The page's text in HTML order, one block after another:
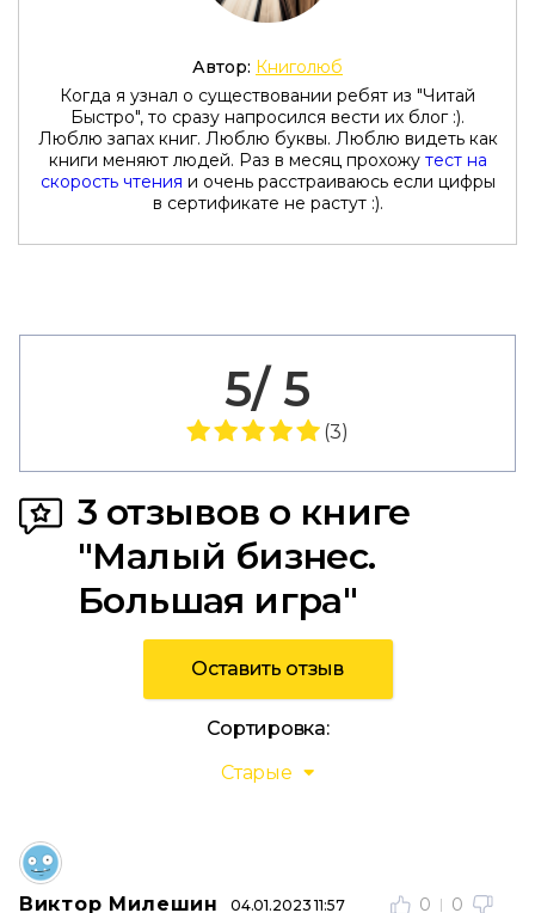
Автор: Книголюб
Когда я узнал о существовании ребят из "Читай
Быстро", то сразу напросился вести их блог :).
Люблю запах книг. Люблю буквы. Люблю видеть как
книги меняют людей. Раз в месяц прохожу тест на
скорость чтения и очень расстраиваюсь если цифры
в сертификате не растут :).
3 отзывов о книге
"Малый бизнес.
Большая игра"
Оставить отзыв
Сортировка:
Старые
5/ 5
(3)
Виктор Милешин 04.01.2023 11:57 0 0